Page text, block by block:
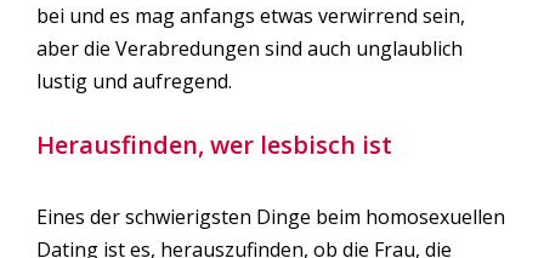
bei und es mag anfangs etwas verwirrend sein,
aber die Verabredungen sind auch unglaublich
lustig und aufregend.
Herausfinden, wer lesbisch ist
Eines der schwierigsten Dinge beim homosexuellen
Dating ist es, herauszufinden, ob die Frau, die